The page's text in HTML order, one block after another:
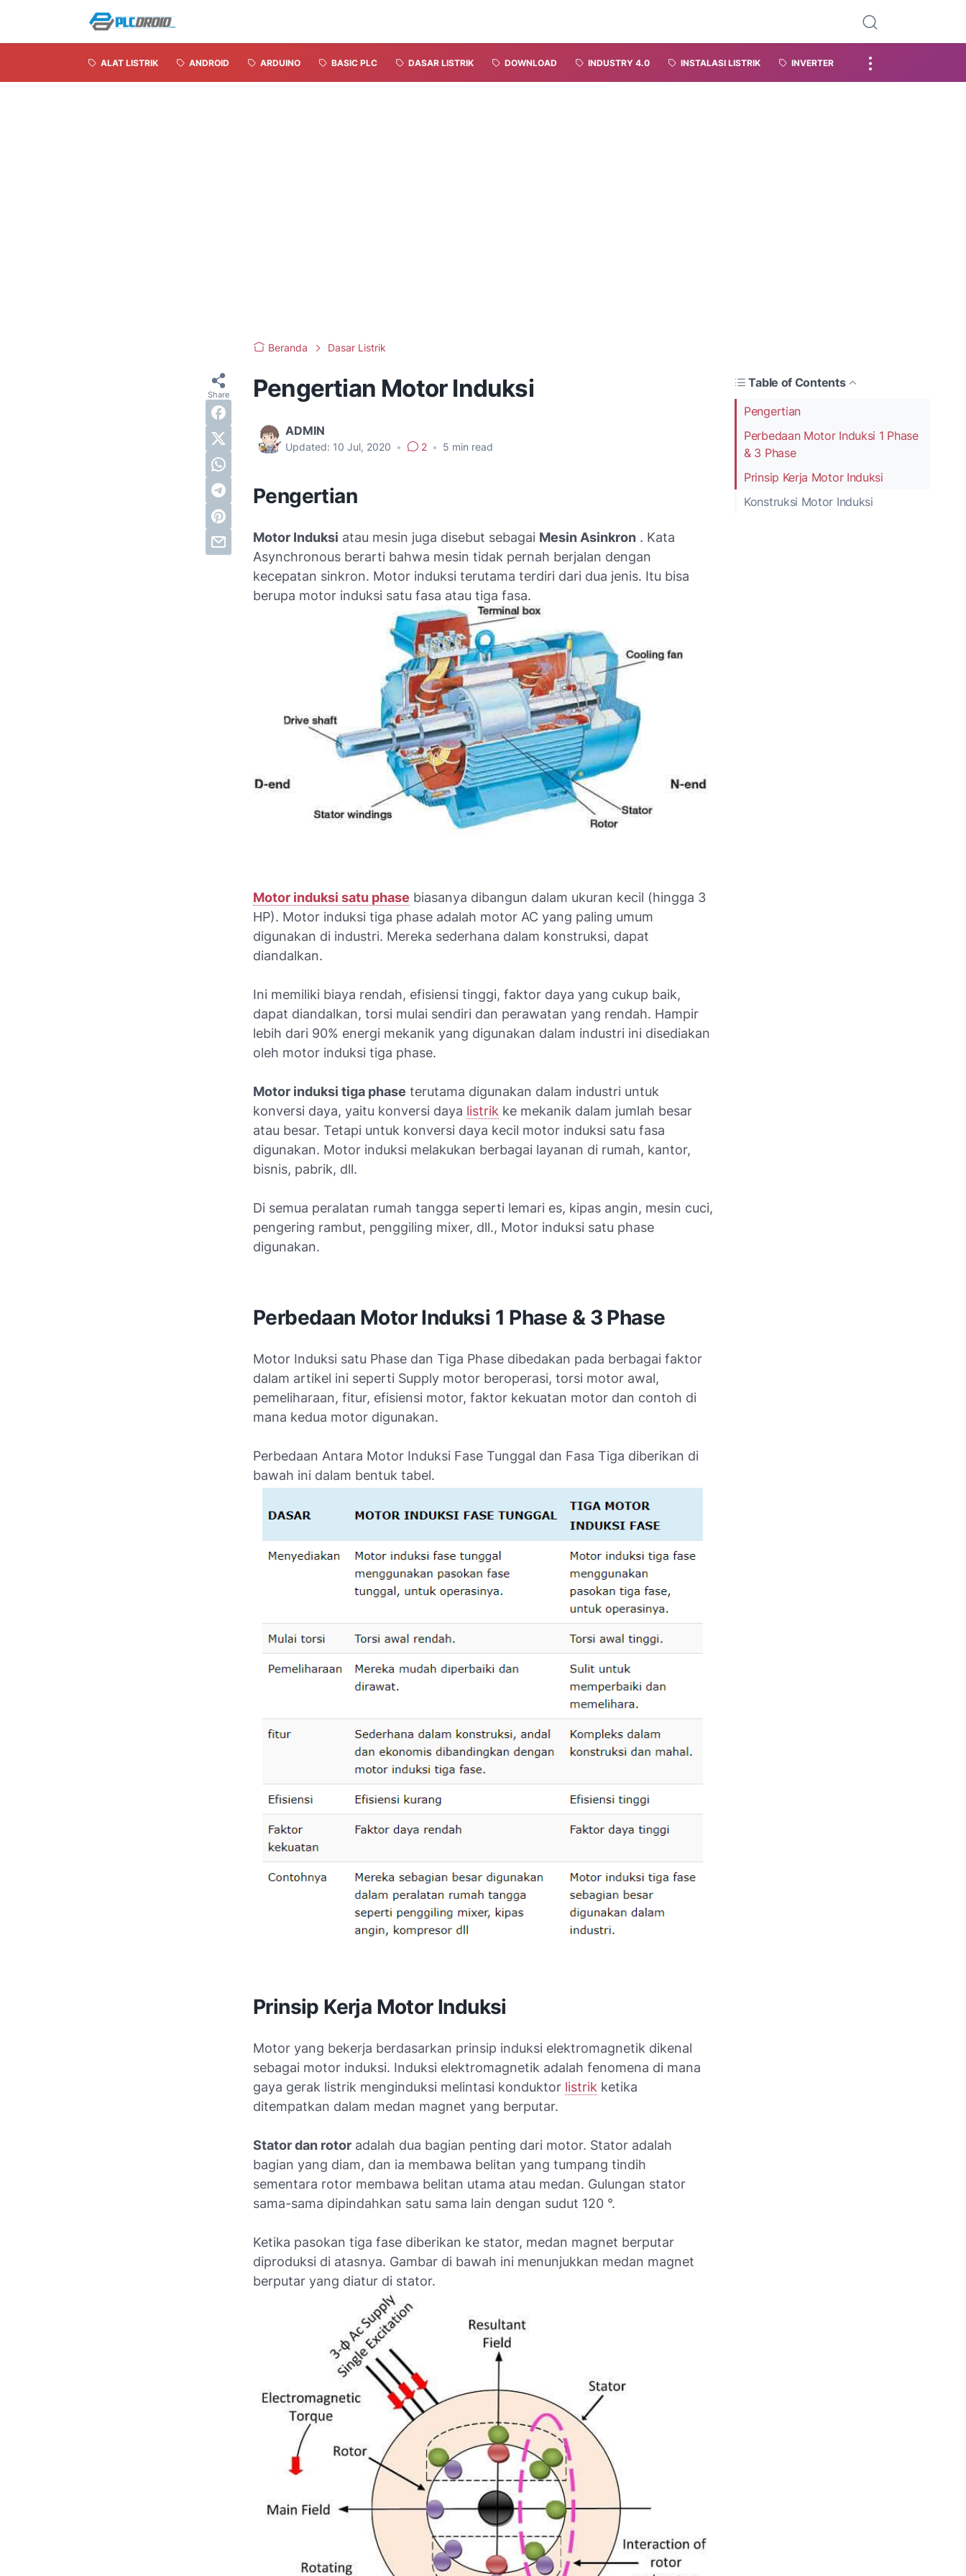
ALAT LISTRIK ANDROID ARDUINO BASIC PLC DASAR LISTRIK DOWNLOAD INDUSTRY 4.0 INSTALASI LISTRIK INVERTER
Beranda Dasar Listrik
Pengertian Motor Induksi
ADMIN
Updated: 10 Jul, 2020 • 2 • 5 min read
Table of Contents
Pengertian
Perbedaan Motor Induksi 1 Phase
& 3 Phase
Prinsip Kerja Motor Induksi
Konstruksi Motor Induksi
Pengertian
Motor Induksi atau mesin juga disebut sebagai Mesin Asinkron . Kata
Asynchronous berarti bahwa mesin tidak pernah berjalan dengan
kecepatan sinkron. Motor induksi terutama terdiri dari dua jenis. Itu bisa
berupa motor induksi satu fasa atau tiga fasa.
Motor induksi satu phase biasanya dibangun dalam ukuran kecil (hingga 3
HP). Motor induksi tiga phase adalah motor AC yang paling umum
digunakan di industri. Mereka sederhana dalam konstruksi, dapat
diandalkan.
Ini memiliki biaya rendah, efisiensi tinggi, faktor daya yang cukup baik,
dapat diandalkan, torsi mulai sendiri dan perawatan yang rendah. Hampir
lebih dari 90% energi mekanik yang digunakan dalam industri ini disediakan
oleh motor induksi tiga phase.
Motor induksi tiga phase terutama digunakan dalam industri untuk
konversi daya, yaitu konversi daya listrik ke mekanik dalam jumlah besar
atau besar. Tetapi untuk konversi daya kecil motor induksi satu fasa
digunakan. Motor induksi melakukan berbagai layanan di rumah, kantor,
bisnis, pabrik, dll.
Di semua peralatan rumah tangga seperti lemari es, kipas angin, mesin cuci,
pengering rambut, penggiling mixer, dll., Motor induksi satu phase
digunakan.
Perbedaan Motor Induksi 1 Phase & 3 Phase
Motor Induksi satu Phase dan Tiga Phase dibedakan pada berbagai faktor
dalam artikel ini seperti Supply motor beroperasi, torsi motor awal,
pemeliharaan, fitur, efisiensi motor, faktor kekuatan motor dan contoh di
mana kedua motor digunakan.
Perbedaan Antara Motor Induksi Fase Tunggal dan Fasa Tiga diberikan di
bawah ini dalam bentuk tabel.
Prinsip Kerja Motor Induksi
Motor yang bekerja berdasarkan prinsip induksi elektromagnetik dikenal
sebagai motor induksi. Induksi elektromagnetik adalah fenomena di mana
gaya gerak listrik menginduksi melintasi konduktor listrik ketika
ditempatkan dalam medan magnet yang berputar.
Stator dan rotor adalah dua bagian penting dari motor. Stator adalah
bagian yang diam, dan ia membawa belitan yang tumpang tindih
sementara rotor membawa belitan utama atau medan. Gulungan stator
sama-sama dipindahkan satu sama lain dengan sudut 120 °.
Ketika pasokan tiga fase diberikan ke stator, medan magnet berputar
diproduksi di atasnya. Gambar di bawah ini menunjukkan medan magnet
berputar yang diatur di stator.